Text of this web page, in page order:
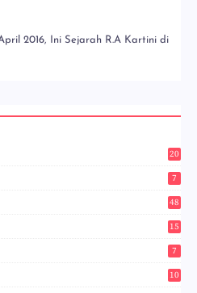
2016, Ini Sejarah R.A Kartini di
20
7
48
15
7
10